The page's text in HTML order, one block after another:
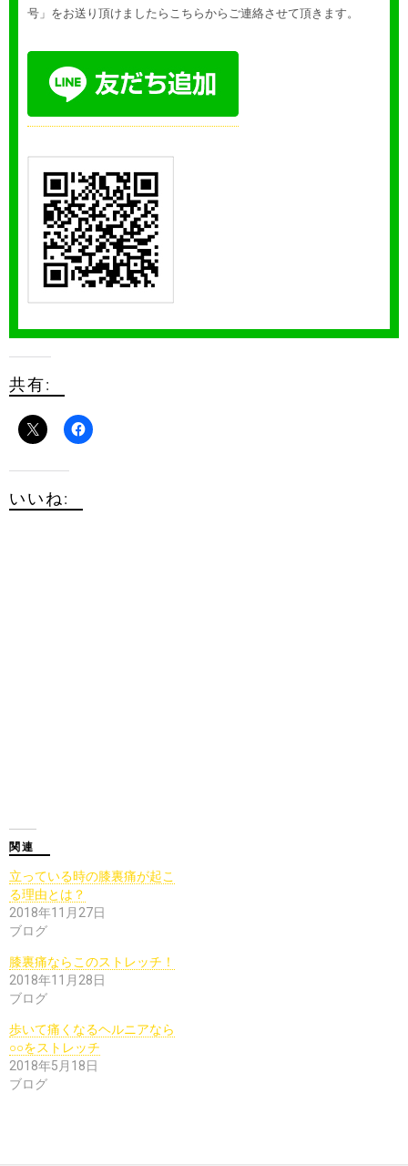
号」をお送り頂けましたらこちらからご連絡させて頂きます。
共有:
いいね:
関連
立っている時の膝裏痛が起こ
る理由とは？
2018年11月27日
ブログ
膝裏痛ならこのストレッチ！
2018年11月28日
ブログ
歩いて痛くなるヘルニアなら
○○をストレッチ
2018年5月18日
ブログ